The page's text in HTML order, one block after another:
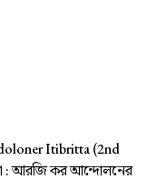
Itibritta (2nd
: আরজি কর আন্দোলনের